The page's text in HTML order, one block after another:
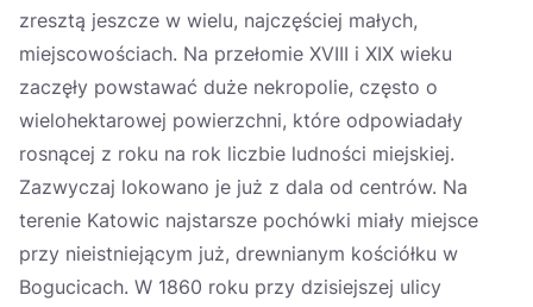
zresztą jeszcze w wielu, najczęściej małych,
miejscowościach. Na przełomie XVIII i XIX wieku
zaczęły powstawać duże nekropolie, często o
wielohektarowej powierzchni, które odpowiadały
rosnącej z roku na rok liczbie ludności miejskiej.
Zazwyczaj lokowano je już z dala od centrów. Na
terenie Katowic najstarsze pochówki miały miejsce
przy nieistniejącym już, drewnianym kościółku w
Bogucicach. W 1860 roku przy dzisiejszej ulicy